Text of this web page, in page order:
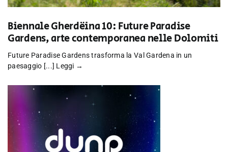
Biennale Gherdëina 10: Future Paradise
Gardens, arte contemporanea nelle Dolomiti
Future Paradise Gardens trasforma la Val Gardena in un
paesaggio [...] Leggi →